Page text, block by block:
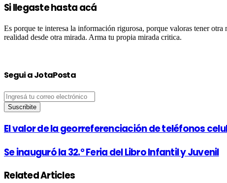
Si llegaste hasta acá
Es porque te interesa la información rigurosa, porque valoras tener
realidad desde otra mirada. Arma tu propia mirada critica.
Segui a JotaPosta
Ingresá
tu
correo
El valor de la georreferenciación de teléfonos
Se inauguró la 32.° Feria del Libro Infantil y Juvenil
Related Articles